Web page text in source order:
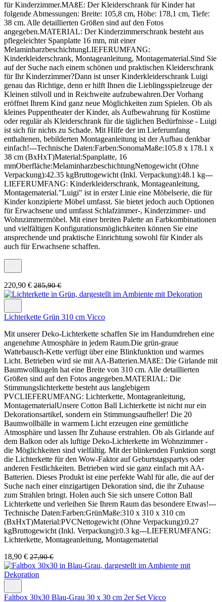
für Kinderzimmer.MAßE: Der Kleiderschrank für Kinder hat
folgende Abmessungen: Breite: 105,8 cm, Höhe: 178,1 cm, Tiefe:
38 cm. Alle detaillierten Größen sind auf den Fotos
angegeben.MATERIAL: Der Kinderzimmerschrank besteht aus
pflegeleichter Spanplatte 16 mm, mit einer
MelaminharzbeschichtungLIEFERUMFANG:
Kinderkleiderschrank, Montageanleitung, Montagematerial.Sind Sie
auf der Suche nach einem schönen und praktischen Kleiderschrank
für Ihr Kinderzimmer?Dann ist unser Kinderkleiderschrank Luigi
genau das Richtige, denn er hilft Ihnen die Lieblingsspielzeuge der
Kleinen stilvoll und in Reichweite aufzubewahren.Der Vorhang
eröffnet Ihrem Kind ganz neue Möglichkeiten zum Spielen. Ob als
kleines Puppentheater der Kinder, als Aufbewahrung für Kostüme
oder regulär als Kleiderschrank für die täglichen Bedürfnisse - Luigi
ist sich für nichts zu Schade. Mit Hilfe der im Lieferumfang
enthaltenen, bebilderten Montageanleitung ist der Aufbau denkbar
einfach!---Technische Daten:Farben:SonomaMaße:105.8 x 178.1 x
38 cm (BxHxT)Material:Spanplatte, 16
mmOberfläche:MelaminharzbeschichtungNettogewicht (Ohne
Verpackung):42.35 kgBruttogewicht (Inkl. Verpackung):48.1 kg---
LIEFERUMFANG: Kinderkleiderschrank, Montageanleitung,
Montagematerial."Luigi" ist in erster Linie eine Möbelserie, die für
Kinder konzipierte Möbel umfasst. Sie bietet jedoch auch Optionen
für Erwachsene und umfasst Schlafzimmer-, Kinderzimmer- und
Wohnzimmermöbel. Mit einer breiten Palette an Farbkombinationen
und vielfältigen Konfigurationsmöglichkeiten können Sie eine
ansprechende und praktische Einrichtung sowohl für Kinder als
auch für Erwachsene schaffen.
220,90 € 285,90 €
Lichterkette Grün 310 cm Vicco
Mit unserer Deko-Lichterkette schaffen Sie im Handumdrehen eine
angenehme Atmosphäre in jedem Raum.Die grün-graue
Wattebausch-Kette verfügt über eine Blinkfunktion und warmes
Licht. Betrieben wird sie mit AA-Batterien.MAßE: Die Girlande mit
Baumwollkugeln hat eine Breite von 310 cm. Alle detaillierten
Größen sind auf den Fotos angegeben.MATERIAL: Die
Stimmungslichterkette besteht aus langlebigem
PVCLIEFERUMFANG: Lichterkette, Montageanleitung,
MontagematerialUnsere Cotton Ball Lichterkette ist nicht nur ein
Dekorationsartikel, sondern ein Stimmungsaufheller! Die 20
Baumwollbälle in warmem Licht erzeugen eine gemütliche
Atmosphäre und lassen Ihr Zuhause erstrahlen. Ob als Girlande auf
dem Balkon oder als luftige Deko-Lichterkette im Wohnzimmer -
die Möglichkeiten sind vielfältig. Mit der blinkenden Funktion sorgt
die Lichterkette für den Wow-Faktor auf Geburtstagspartys oder
anderen Festlichkeiten. Betrieben wird sie ganz einfach mit AA-
Batterien. Dieses Produkt ist eine perfekte Wahl für alle, die auf der
Suche nach einer einzigartigen Dekoration sind, die ihr Zuhause
zum Strahlen bringt. Holen auch Sie sich unsere Cotton Ball
Lichterkette und verleihen Sie Ihrem Raum das besondere Etwas!---
Technische Daten:Farben:GrünMaße:310 x 310 x 310 cm
(BxHxT)Material:PVCNettogewicht (Ohne Verpackung):0.27
kgBruttogewicht (Inkl. Verpackung):0.3 kg---LIEFERUMFANG:
Lichterkette, Montageanleitung, Montagematerial
18,90 € 27,90 €
Faltbox 30x30 Blau-Grau 30 x 30 cm 2er Set Vicco